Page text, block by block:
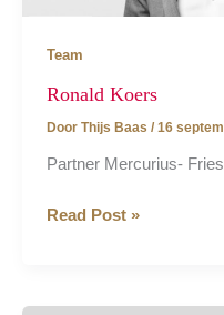
Team
Ronald Koers
Door Thijs Baas / 16
Partner Mercurius-
Ronald
Read Post »